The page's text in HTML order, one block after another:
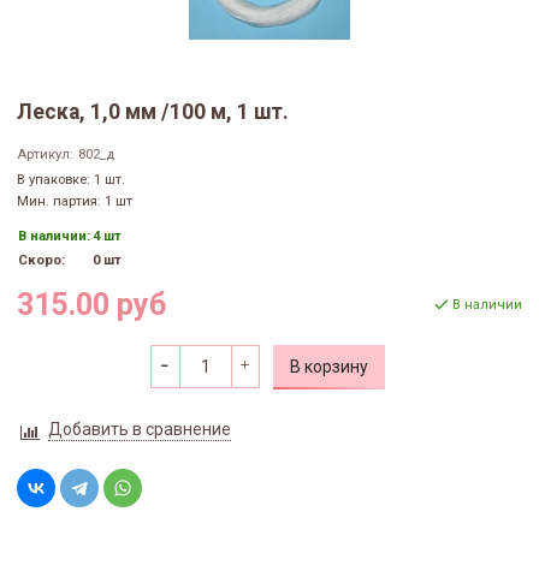
Леска, 1,0 мм /100 м, 1 шт.
Артикул: 802_д
В упаковке: 1 шт.
Мин. партия: 1 шт
В наличии:4 шт
Скоро:
0 шт
315.00 руб В наличии
В корзину
Добавить в сравнение